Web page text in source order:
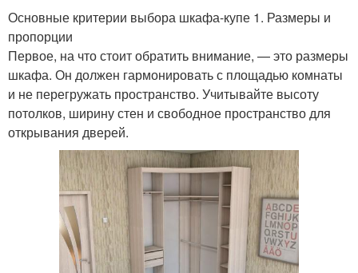
Основные критерии выбора шкафа-купе 1. Размеры и
пропорции
Первое, на что стоит обратить внимание, — это размеры
шкафа. Он должен гармонировать с площадью комнаты
и не перегружать пространство. Учитывайте высоту
потолков, ширину стен и свободное пространство для
открывания дверей.